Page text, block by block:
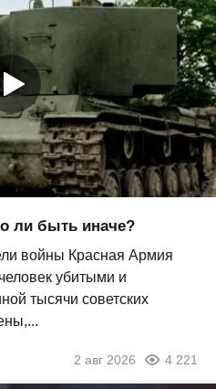
ли быть иначе?
войны Красная Армия
убитыми и
тысячи советских
2 авг 2026 4 221